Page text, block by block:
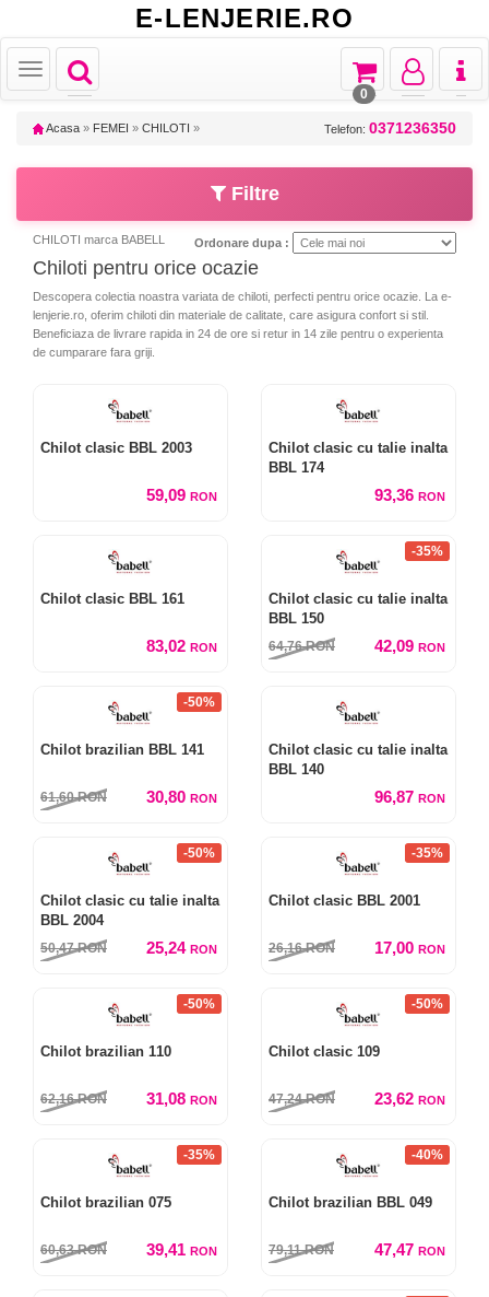
E-LENJERIE.RO
Toggle
navigation
Toggle
Toggle
navigation
Toggle
navigation
Toggle
navigation
0
Acasa » FEMEI » CHILOTI » Telefon: 0371236350
Filtre
CHILOTI marca BABELL Ordonare dupa :
Chiloti pentru orice ocazie
Descopera colectia noastra variata de chiloti, perfecti pentru orice ocazie. La e-
lenjerie.ro, oferim chiloti din materiale de calitate, care asigura confort si stil.
Beneficiaza de livrare rapida in 24 de ore si retur in 14 zile pentru o experienta
de cumparare fara griji.
Chilot clasic BBL 2003
59,09 RON
Chilot clasic cu talie inalta
BBL 174
93,36 RON
Chilot clasic BBL 161
83,02 RON
-35%
Chilot clasic cu talie inalta
BBL 150
64,76RON 42,09 RON
-50%
Chilot brazilian BBL 141
61,60RON 30,80 RON
Chilot clasic cu talie inalta
BBL 140
96,87 RON
-50%
Chilot clasic cu talie inalta
BBL 2004
50,47RON 25,24 RON
-35%
Chilot clasic BBL 2001
26,16RON 17,00 RON
-50%
Chilot brazilian 110
62,16RON 31,08 RON
-50%
Chilot clasic 109
47,24RON 23,62 RON
-35%
Chilot brazilian 075
60,63RON 39,41 RON
-40%
Chilot brazilian BBL 049
79,11RON 47,47 RON